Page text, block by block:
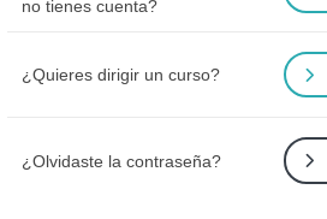
no tienes cuenta?
¿Quieres dirigir un curso?
¿Olvidaste la contraseña?